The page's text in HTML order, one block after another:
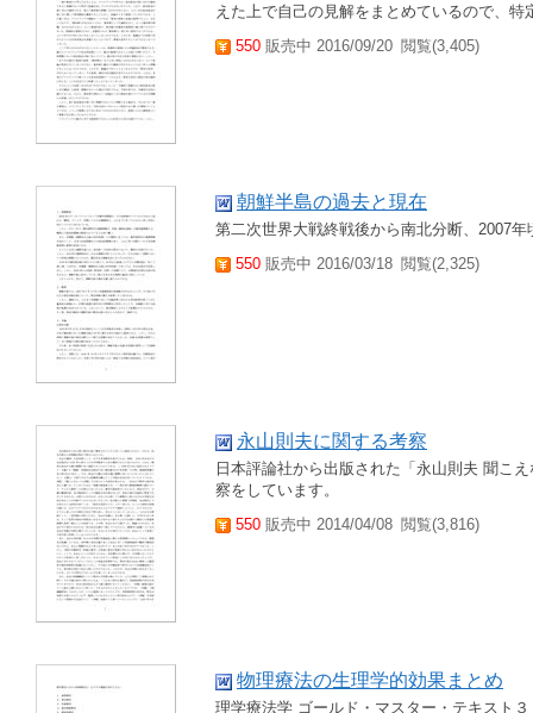
えた上で自己の見解をまとめているので、
550 販売中 2016/09/20 閲覧(3,405)
朝鮮半島の過去と現在
第二次世界大戦終戦後から南北分断、2007
550 販売中 2016/03/18 閲覧(2,325)
永山則夫に関する考察
日本評論社から出版された「永山則夫 聞こ
察をしています。
550 販売中 2014/04/08 閲覧(3,816)
物理療法の生理学的効果まとめ
理学療法学 ゴールド・マスター・テキスト